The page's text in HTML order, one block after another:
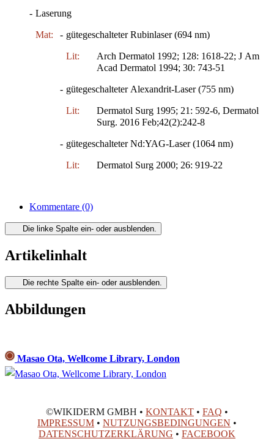
- Laserung
Mat: - gütegeschalteter Rubinlaser (694 nm)
Lit:
Arch Dermatol 1992; 128: 1618-22; J Am
Acad Dermatol 1994; 30: 743-51
- gütegeschalteter Alexandrit-Laser (755 nm)
Lit:
Dermatol Surg 1995; 21: 592-6, Dermatol
Surg. 2016 Feb;42(2):242-8
- gütegeschalteter Nd:YAG-Laser (1064 nm)
Lit: Dermatol Surg 2000; 26: 919-22
Kommentare (0)
Die linke Spalte ein- oder ausblenden.
Artikelinhalt
Die rechte Spalte ein- oder ausblenden.
Abbildungen
Masao Ota, Wellcome Library, London
©WIKIDERM GMBH • KONTAKT • FAQ •
IMPRESSUM • NUTZUNGSBEDINGUNGEN •
DATENSCHUTZERKLÄRUNG • FACEBOOK